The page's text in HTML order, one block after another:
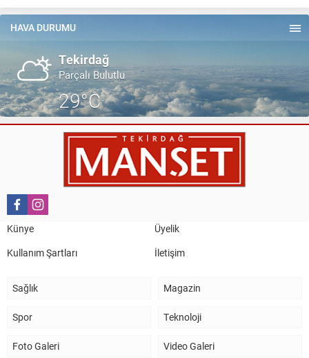
HAVA DURUMU
Tekirdağ
Parçalı Bulutlu
29°C
Künye
Üyelik
Kullanım Şartları
İletişim
Sağlık Magazin
Spor Teknoloji
Foto Galeri Video Galeri